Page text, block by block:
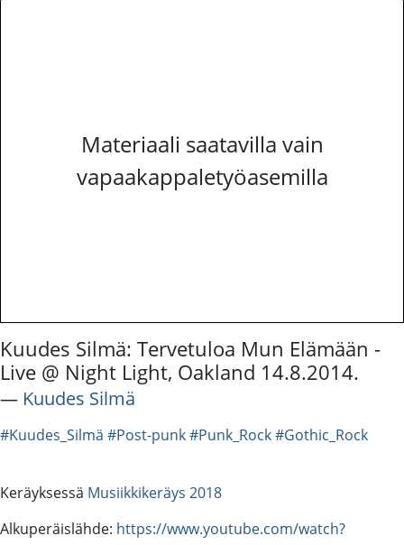
Materiaali saatavilla vain
vapaakappaletyöasemilla
Kuudes Silmä: Tervetuloa Mun Elämään -
Live @ Night Light, Oakland 14.8.2014.
― Kuudes Silmä
#Kuudes_Silmä #Post-punk#Punk_Rock#Gothic_Rock
Keräyksessä Musiikkikeräys 2018
Alkuperäislähde: https://www.youtube.com/watch?